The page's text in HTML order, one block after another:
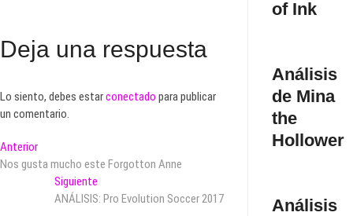
Deja una respuesta
Lo siento, debes estarconectado para publicar
un comentario.
Navegación
de
entradas
AnteriorEntrada
anterior:
Nos gusta mucho este Forgotton Anne
SiguienteEntrada
siguiente:
ANÁLISIS: Pro Evolution Soccer 2017
of Ink
Análisis
de Mina
the
Hollower
Análisis